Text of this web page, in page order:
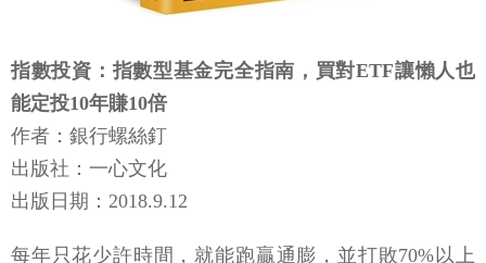
指數投資：指數型基金完全指南，買對ETF讓懶人也
能定投10年賺10倍
作者：銀行螺絲釘
出版社：一心文化
出版日期：2018.9.12
每年只花少許時間，就能跑贏通膨，並打敗70%以上